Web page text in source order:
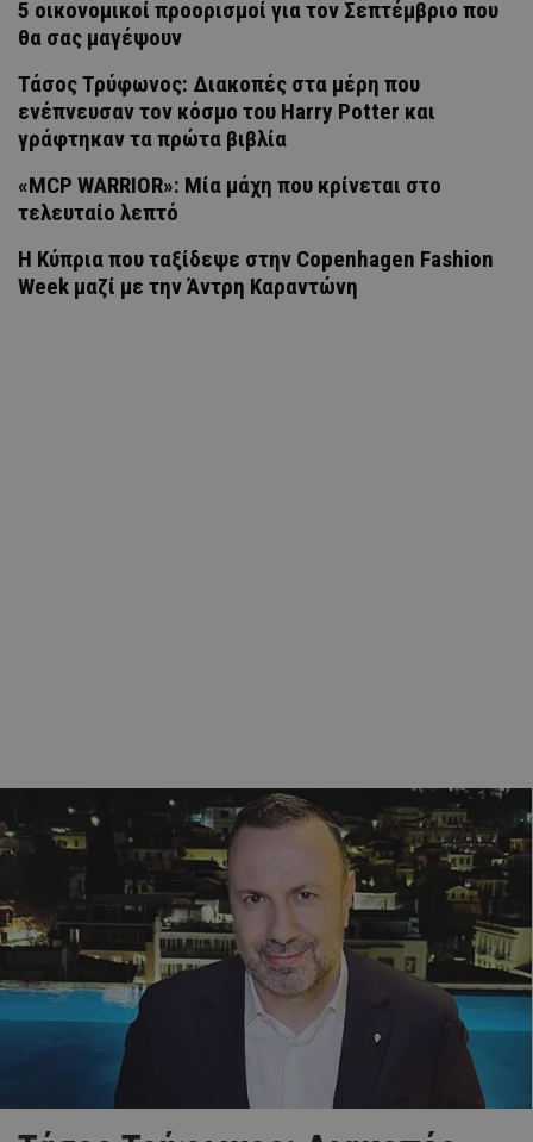
5 οικονομικοί προορισμοί για τον Σεπτέμβριο που
θα σας μαγέψουν
Τάσος Τρύφωνος: Διακοπές στα μέρη που
ενέπνευσαν τον κόσμο του Harry Potter και
γράφτηκαν τα πρώτα βιβλία
«MCP WARRIOR»: Μία μάχη που κρίνεται στο
τελευταίο λεπτό
Η Κύπρια που ταξίδεψε στην Copenhagen Fashion
Week μαζί με την Άντρη Καραντώνη